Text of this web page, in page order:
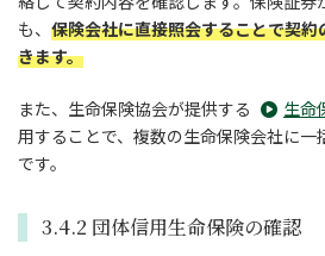
も、 保険会社に直接照会することで契
きます。
また、生命保険協会が提供する 生命
用することで、複数の生命保険会社に
です。
3.4.2 団体信用生命保険の確認